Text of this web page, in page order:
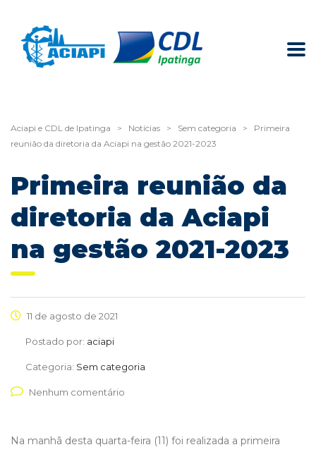
Aciapi e CDL de Ipatinga > Notícias > Sem categoria >
Primeira
reunião da diretoria da Aciapi na gestão 2021-2023
Primeira reunião da
diretoria da Aciapi
na gestão 2021-2023
11 de agosto de 2021
Postado por: aciapi
Categoria: Sem categoria
Nenhum comentário
Na manhã desta quarta-feira (11) foi realizada a primeira